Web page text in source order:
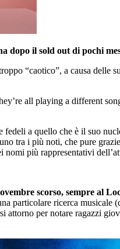
dopo il sold out di pochi
“caotico”, a causa
all playing a different
a quello che è il suo
tra i più noti, che pure
più rappresentativi
scorso, sempre al
particolare ricerca
per notare ragazzi